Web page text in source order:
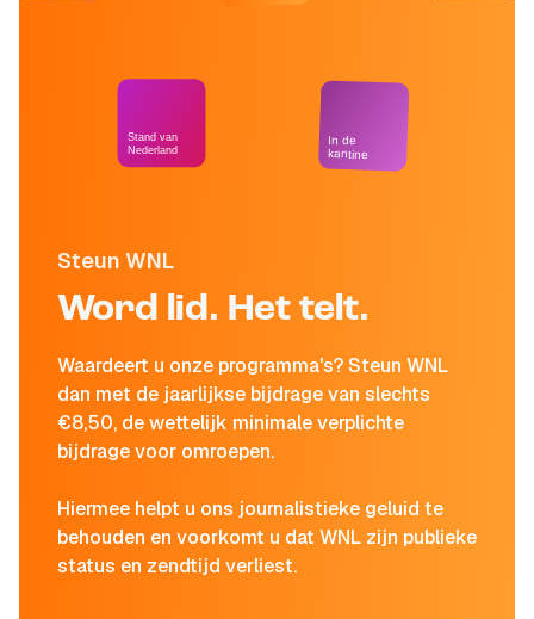
Steun WNL
Word lid. Het telt.
Waardeert u onze programma's? Steun WNL
dan met de jaarlijkse bijdrage van slechts
€8,50, de wettelijk minimale verplichte
bijdrage voor omroepen.
Hiermee helpt u ons journalistieke geluid te
behouden en voorkomt u dat WNL zijn publieke
status en zendtijd verliest.
Stand van
Nederland
In de
kantine